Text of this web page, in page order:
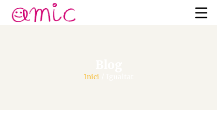
Inici/